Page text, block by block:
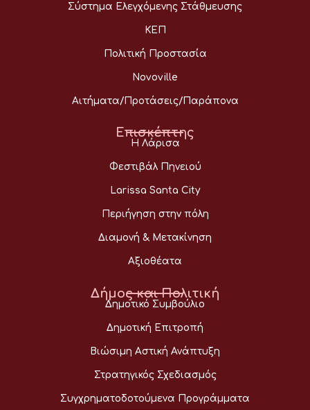
Σύστημα Ελεγχόμενης Στάθμευσης
ΚΕΠ
Πολιτική Προστασία
Novoville
Αιτήματα/Προτάσεις/Παράπονα
Επισκέπτης
Η Λάρισα
Φεστιβάλ Πηνειού
Larissa Santa City
Περιήγηση στην πόλη
Διαμονή & Μετακίνηση
Αξιοθέατα
Δήμος και Πολιτική
Δημοτικό Συμβούλιο
Δημοτική Επιτροπή
Βιώσιμη Αστική Ανάπτυξη
Στρατηγικός Σχεδιασμός
Συγχρηματοδοτούμενα Προγράμματα